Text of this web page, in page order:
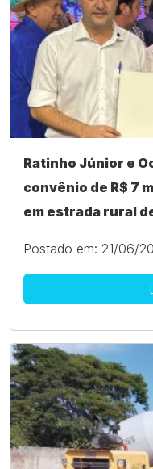
Ratinho Júnior e
convênio de R$ 7
em estrada rural
Postado em: 21/06/